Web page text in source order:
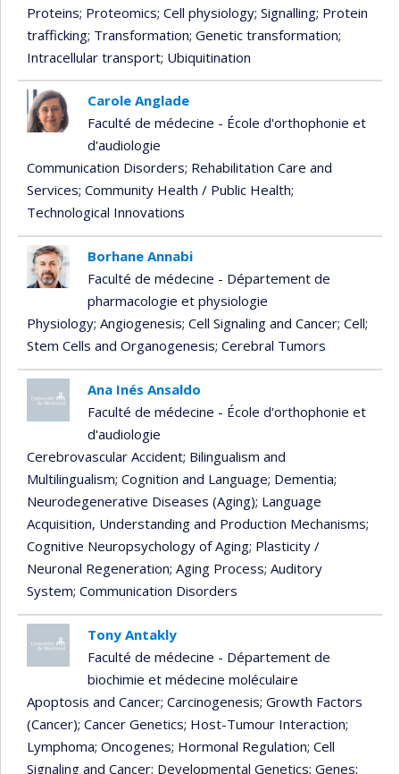
Proteins; Proteomics; Cell physiology; Signalling; Protein
trafficking; Transformation; Genetic transformation;
Intracellular transport; Ubiquitination
Carole Anglade
Faculté de médecine - École d'orthophonie et
d'audiologie
Communication Disorders; Rehabilitation Care and
Services; Community Health / Public Health;
Technological Innovations
Borhane Annabi
Faculté de médecine - Département de
pharmacologie et physiologie
Physiology; Angiogenesis; Cell Signaling and Cancer; Cell;
Stem Cells and Organogenesis; Cerebral Tumors
Ana Inés Ansaldo
Faculté de médecine - École d'orthophonie et
d'audiologie
Cerebrovascular Accident; Bilingualism and
Multilingualism; Cognition and Language; Dementia;
Neurodegenerative Diseases (Aging); Language
Acquisition, Understanding and Production Mechanisms;
Cognitive Neuropsychology of Aging; Plasticity /
Neuronal Regeneration; Aging Process; Auditory
System; Communication Disorders
Tony Antakly
Faculté de médecine - Département de
biochimie et médecine moléculaire
Apoptosis and Cancer; Carcinogenesis; Growth Factors
(Cancer); Cancer Genetics; Host-Tumour Interaction;
Lymphoma; Oncogenes; Hormonal Regulation; Cell
Signaling and Cancer; Developmental Genetics; Genes;